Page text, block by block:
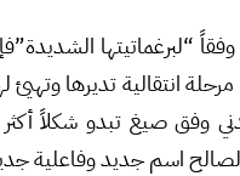
“لبرغماتيتها
انتقالية تديرها وتهيئ
وفق صيغ تبدو شكلاً
اسم جديد وفاعلية